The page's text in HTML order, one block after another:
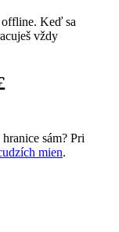
Keď sa
vždy
sám? Pri
mien.